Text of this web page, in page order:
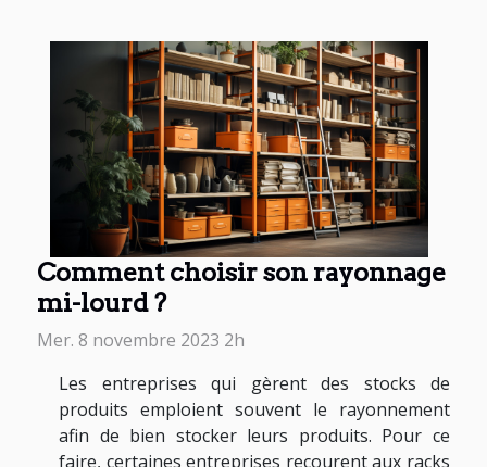
Comment choisir son rayonnage
mi-lourd ?
Mer. 8 novembre 2023 2h
Les entreprises qui gèrent des stocks de
produits emploient souvent le rayonnement
afin de bien stocker leurs produits. Pour ce
faire, certaines entreprises recourent aux racks